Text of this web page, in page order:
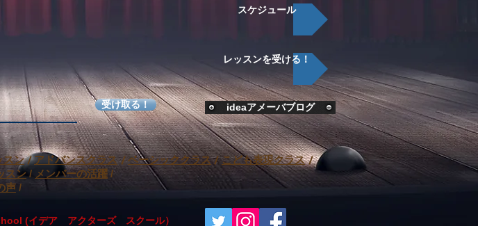
受け取る！
スケジュール
レッスンを受ける！
​ideaアメーバブログ
スン/アドバンスクラス /ベーシッククラス/こども表現クラス /
スン / メンバーの活躍 /
声 /
(イデア アクターズ スクール）